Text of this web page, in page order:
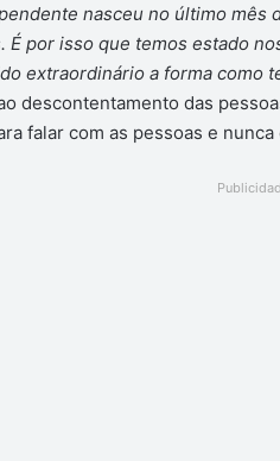
nasceu no último
É por isso que temos estado
extraordinário a forma como
descontentamento das
falar com as pessoas e